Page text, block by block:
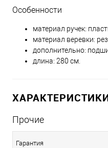
Особенности
материал ручек:
материал веревки:
дополнительно:
длина: 280 см.
Прочие
Гарантия